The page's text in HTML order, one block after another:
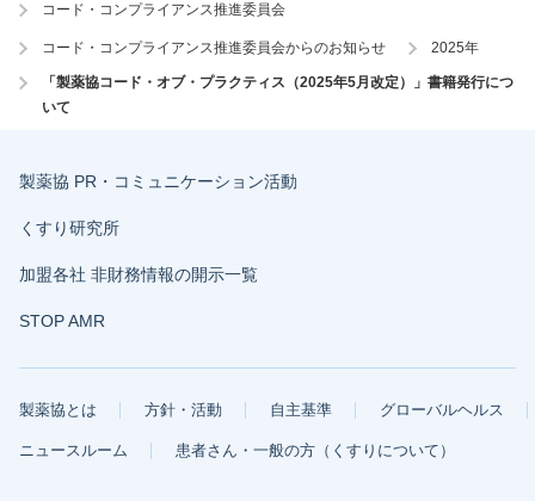
コード・コンプライアンス推進委員会
コード・コンプライアンス推進委員会からのお知らせ 2025年
「製薬協コード・オブ・プラクティス（2025年5月改定）」書籍発行につ
いて
製薬協 PR・コミュニケーション活動
くすり研究所
加盟各社 非財務情報の開示一覧
STOP AMR
製薬協とは 方針・活動 自主基準 グローバルヘルス
ニュースルーム 患者さん・一般の方（くすりについて）